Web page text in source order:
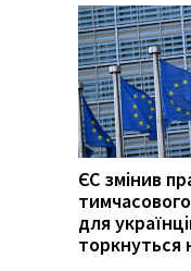
ЄС змінив
для
торкнуться